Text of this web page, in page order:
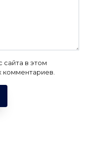
сайта в этом
комментариев.